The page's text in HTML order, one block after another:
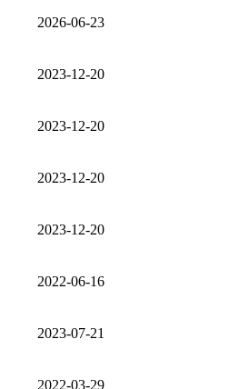
2026-06-23
2023-12-20
2023-12-20
2023-12-20
2023-12-20
2022-06-16
2023-07-21
2022-03-29